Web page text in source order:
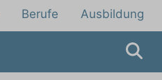
Berufe Ausbildung